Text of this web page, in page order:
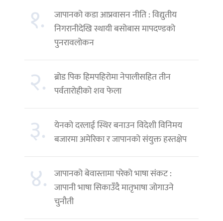
१.
जापानको कडा आप्रवासन नीति : विद्युतीय
निगरानीदेखि स्थायी बसोबास मापदण्डको
पुनरावलोकन
२. ब्रोड पिक हिमपहिरोमा नेपालीसहित तीन
पर्वतारोहीको शव फेला
३.
येनको दरलाई स्थिर बनाउन विदेशी विनिमय
बजारमा अमेरिका र जापानको संयुक्त हस्तक्षेप
४. जापानको बेवास्तामा परेको भाषा संकट :
जापानी भाषा सिकाउँदै मातृभाषा जोगाउने
चुनौती